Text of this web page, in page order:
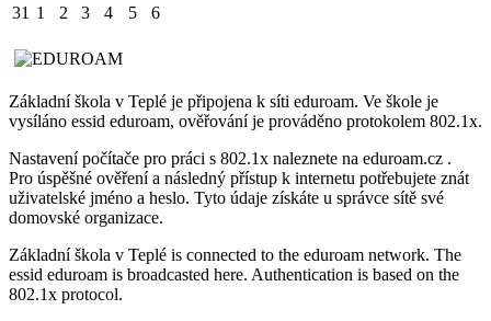
31 1 2 3 4 5 6
Základní škola v Teplé je připojena k síti eduroam. Ve škole je
vysíláno essid eduroam, ověřování je prováděno protokolem 802.1x.
Nastavení počítače pro práci s 802.1x naleznete na eduroam.cz .
Pro úspěšné ověření a následný přístup k internetu potřebujete znát
uživatelské jméno a heslo. Tyto údaje získáte u správce sítě své
domovské organizace.
Základní škola v Teplé is connected to the eduroam network. The
essid eduroam is broadcasted here. Authentication is based on the
802.1x protocol.